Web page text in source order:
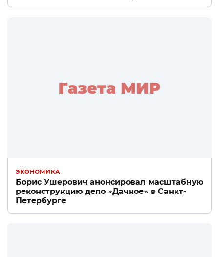
ЭКОНОМИКА
Борис Ушерович анонсировал масштабную
реконструкцию депо «Дачное» в Санкт-
Петербурге